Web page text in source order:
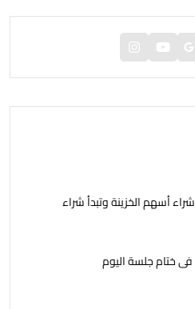
أسهم الخزينة وتبدأ شراء
فى ختام جلسة اليوم